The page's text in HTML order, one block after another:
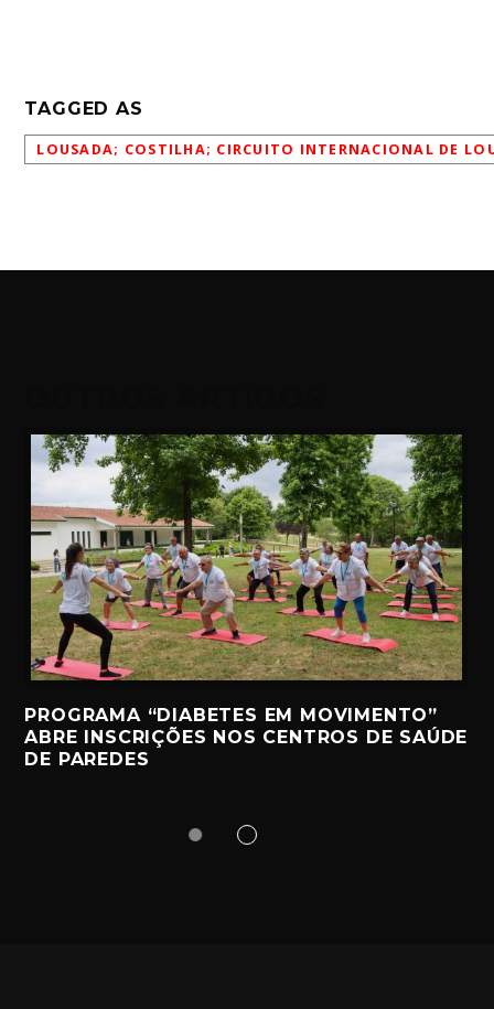
TAGGED AS
LOUSADA; COSTILHA; CIRCUITO INTERNACIONAL DE
PROGRAMA “DIABETES EM MOVIMENTO”
ABRE INSCRIÇÕES NOS CENTROS DE SAÚDE
DE PAREDES